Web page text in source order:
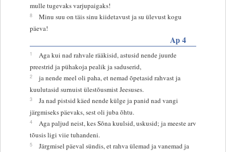
mulle tugevaks varjupaigaks!
8
Minu suu on täis sinu kiidetavust ja su ülevust kogu
päeva!
Ap 4
1
Aga kui nad rahvale rääkisid, astusid nende juurde
preestrid ja pühakoja pealik ja saduserid,
2
ja nende meel oli paha, et nemad õpetasid rahvast ja
kuulutasid surnuist ülestõusmist Jeesuses.
3
Ja nad pistsid käed nende külge ja panid nad vangi
järgmiseks päevaks, sest oli juba õhtu.
4
Aga paljud neist, kes Sõna kuulsid, uskusid; ja meeste arv
tõusis ligi viie tuhandeni.
5
Järgmisel päeval sündis, et rahva ülemad ja vanemad ja